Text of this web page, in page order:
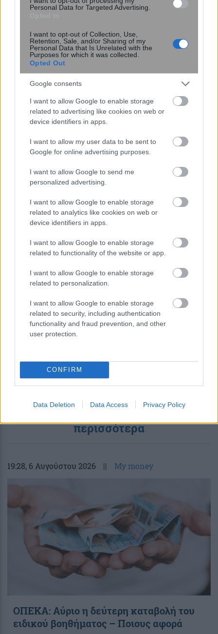
Personal Data for Targeted Advertising.
I want to opt-out of Collection, Use,
Retention, Sale, and/or Sharing of my
Personal Data that Is Unrelated with the
Purposes for which it was collected.
Opted Out
Google consents
I want to allow Google to enable storage
related to advertising like cookies on web or
device identifiers in apps.
I want to allow my user data to be sent to
Google for online advertising purposes.
I want to allow Google to send me
personalized advertising.
I want to allow Google to enable storage
related to analytics like cookies on web or
device identifiers in apps.
I want to allow Google to enable storage
related to functionality of the website or app.
I want to allow Google to enable storage
related to personalization.
I want to allow Google to enable storage
related to security, including authentication
functionality and fraud prevention, and other
user protection.
CONFIRM
Data Deletion Data Access Privacy Policy
μελέτη του Stanford με ...
Νέος σχεδιασμός καταλύτη βελτιώνει
την παραγωγή αμμωνίας
καταστέλλοντας ανεπιθύμητες
αντιδράσεις
Κουίζ: Πόσο καλά γνωρίζετε την
ελληνική μυθολογία; Μπορείτε να
κάνετε το 3 στα 3;
περισσότερα
19:28, 6 Αυγούστου 2026 || My money
ΟΠΕΚΑ: Αύριο η δεύτερη καταβολή του
ειδικού βοηθήματος – Ποιους αφορά